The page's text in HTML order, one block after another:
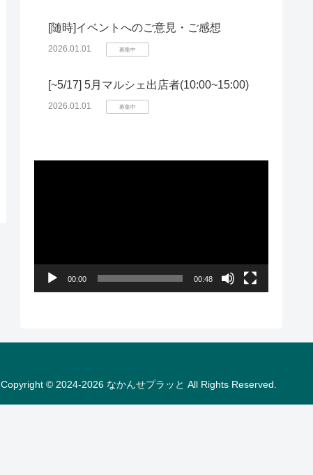
[随時]イベントへのご意見・ご感想
2026.01.01 募集中
[~5/17] 5月マルシェ出店者(10:00~15:00)
2026.01.01 募集中
00:00 00:48
Copyright © 2024-2026 なかんせプラッと All Rights Reserved.